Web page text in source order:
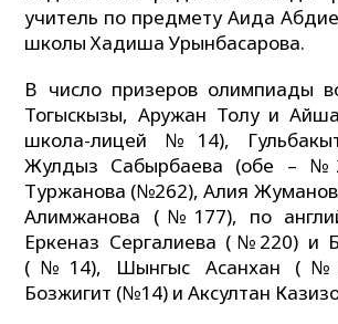
учитель по предмету Аида
школы Хадиша Урынбасарова.
В число призеров олимпиады
Тогыскызы, Аружан Толу и
школа-лицей №14),
Жулдыз Сабырбаева (обе –
Туржанова (№262), Алия
Алимжанова (№177), по
Еркеназ Сергалиева (№220) и
(№14), Шынгыс Асанхан
Бозжигит (№14) и Аксултан